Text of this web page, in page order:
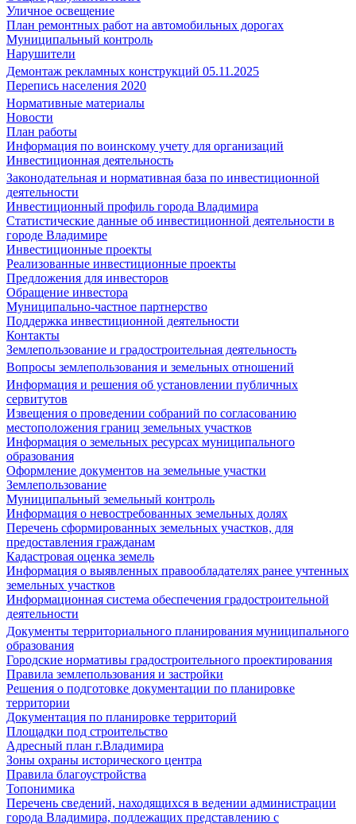
Уличное освещение
План ремонтных работ на автомобильных дорогах
Муниципальный контроль
Нарушители
Демонтаж рекламных конструкций 05.11.2025
Перепись населения 2020
Нормативные материалы
Новости
План работы
Информация по воинскому учету для организаций
Инвестиционная деятельность
Законодательная и нормативная база по инвестиционной
деятельности
Инвестиционный профиль города Владимира
Статистические данные об инвестиционной деятельности в
городе Владимире
Инвестиционные проекты
Реализованные инвестиционные проекты
Предложения для инвесторов
Обращение инвестора
Муниципально-частное партнерство
Поддержка инвестиционной деятельности
Контакты
Землепользование и градостроительная деятельность
Вопросы землепользования и земельных отношений
Информация и решения об установлении публичных
сервитутов
Извещения о проведении собраний по согласованию
местоположения границ земельных участков
Информация о земельных ресурсах муниципального
образования
Оформление документов на земельные участки
Землепользование
Муниципальный земельный контроль
Информация о невостребованных земельных долях
Перечень сформированных земельных участков, для
предоставления гражданам
Кадастровая оценка земель
Информация о выявленных правообладателях ранее учтенных
земельных участков
Информационная система обеспечения градостроительной
деятельности
Документы территориального планирования муниципального
образования
Городские нормативы градостроительного проектирования
Правила землепользования и застройки
Решения о подготовке документации по планировке
территории
Документация по планировке территорий
Площадки под строительство
Адресный план г.Владимира
Зоны охраны исторического центра
Правила благоустройства
Топонимика
Перечень сведений, находящихся в ведении администрации
города Владимира, подлежащих представлению с